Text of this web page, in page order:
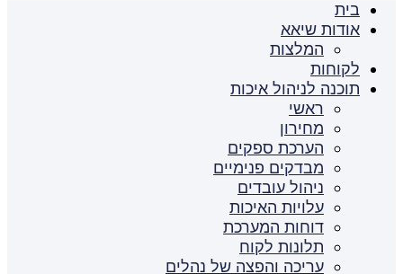
בית
אודות שיאא
המלצות
לקוחות
תוכנה לניהול איכות
ראשי
מחירון
הערכת ספקים
מבדקים פנימיים
ניהול עובדים
עלויות האיכות
דוחות המערכת
תלונות לקוח
עריכה והפצה של נהלים